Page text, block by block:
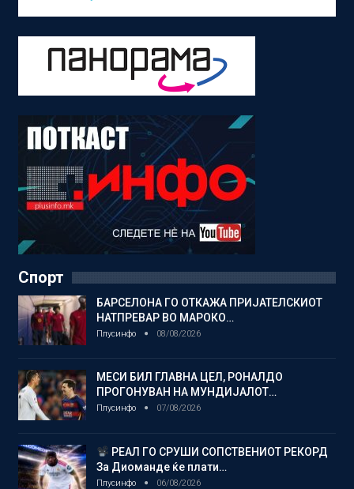
Спорт
БАРСЕЛОНА ГО ОТКАЖА ПРИЈАТЕЛСКИОТ
НАТПРЕВАР ВО МАРОКО…
Плусинфо 08/08/2026
МЕСИ БИЛ ГЛАВНА ЦЕЛ, РОНАЛДО
ПРОГОНУВАН НА МУНДИЈАЛОТ…
Плусинфо 07/08/2026
РЕАЛ ГО СРУШИ СОПСТВЕНИОТ РЕКОРД
За Диоманде ќе плати…
Плусинфо 06/08/2026